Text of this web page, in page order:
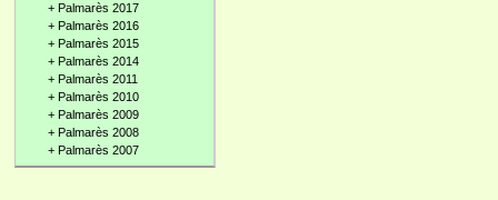
+ Palmarès 2017
+ Palmarès 2016
+ Palmarès 2015
+ Palmarès 2014
+ Palmarès 2011
+ Palmarès 2010
+ Palmarès 2009
+ Palmarès 2008
+ Palmarès 2007